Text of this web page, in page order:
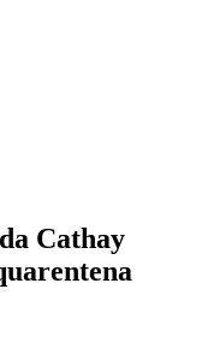
Cathay